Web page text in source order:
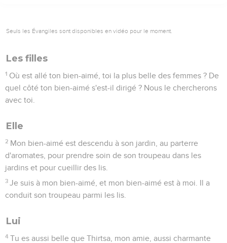
Seuls les Évangiles sont disponibles en vidéo pour le moment.
Les filles
1 Où est allé ton bien-aimé, toi la plus belle des femmes ? De
quel côté ton bien-aimé s'est-il dirigé ? Nous le chercherons
avec toi.
Elle
2 Mon bien-aimé est descendu à son jardin, au parterre
d'aromates, pour prendre soin de son troupeau dans les
jardins et pour cueillir des lis.
3 Je suis à mon bien-aimé, et mon bien-aimé est à moi. Il a
conduit son troupeau parmi les lis.
Lui
4 Tu es aussi belle que Thirtsa, mon amie, aussi charmante